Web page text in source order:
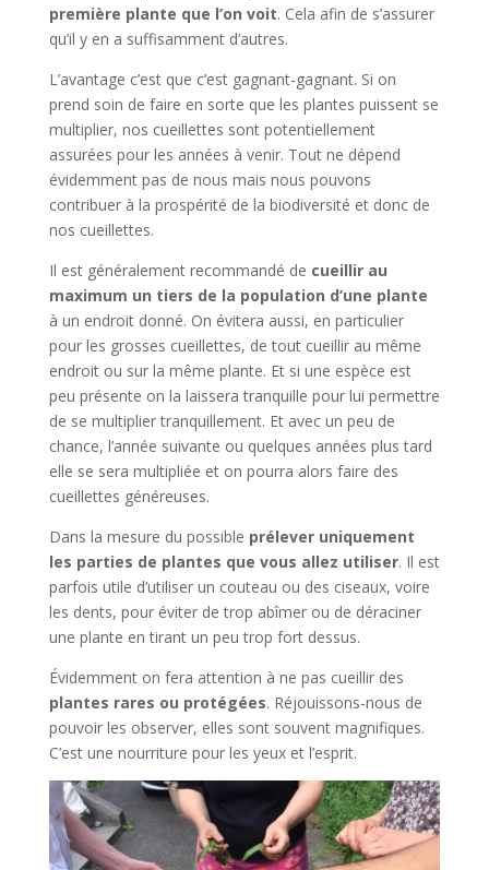
première plante que l’on voit. Cela afin de s’assurer
qu’il y en a suffisamment d’autres.
L’avantage c’est que c’est gagnant-gagnant. Si on
prend soin de faire en sorte que les plantes puissent se
multiplier, nos cueillettes sont potentiellement
assurées pour les années à venir. Tout ne dépend
évidemment pas de nous mais nous pouvons
contribuer à la prospérité de la biodiversité et donc de
nos cueillettes.
Il est généralement recommandé de cueillir au
maximum un tiers de la population d’une plante
à un endroit donné. On évitera aussi, en particulier
pour les grosses cueillettes, de tout cueillir au même
endroit ou sur la même plante. Et si une espèce est
peu présente on la laissera tranquille pour lui permettre
de se multiplier tranquillement. Et avec un peu de
chance, l’année suivante ou quelques années plus tard
elle se sera multipliée et on pourra alors faire des
cueillettes généreuses.
Dans la mesure du possible prélever uniquement
les parties de plantes que vous allez utiliser. Il est
parfois utile d’utiliser un couteau ou des ciseaux, voire
les dents, pour éviter de trop abîmer ou de déraciner
une plante en tirant un peu trop fort dessus.
Évidemment on fera attention à ne pas cueillir des
plantes rares ou protégées. Réjouissons-nous de
pouvoir les observer, elles sont souvent magnifiques.
C’est une nourriture pour les yeux et l’esprit.